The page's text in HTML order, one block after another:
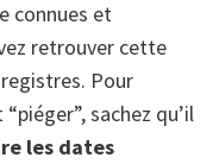
connues et
retrouver cette
Pour
sachez qu’il
les dates